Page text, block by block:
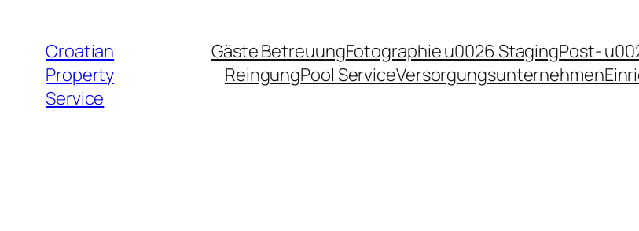
Inhalt
springen
Croatian
Property
Service
Gäste BetreuungFotographie u0026 StagingPost-
ReingungPool ServiceVersorgungsunternehmen